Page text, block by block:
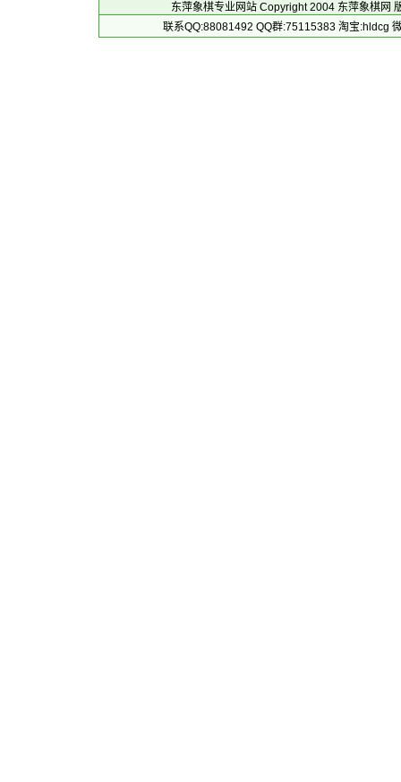
东萍象棋专业网站 Copyright 2004 东萍象棋网
联系QQ:88081492 QQ群:75115383 淘宝:hldcg